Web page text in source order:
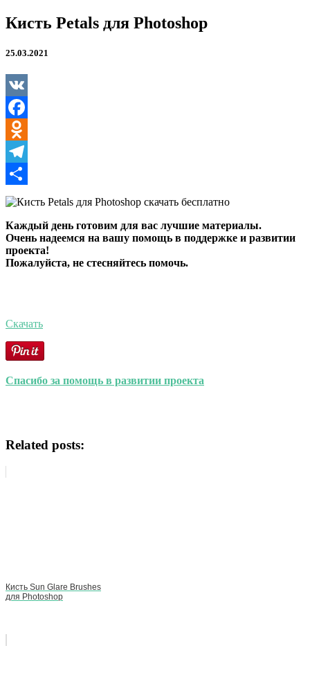
Кисть
Petals
Photoshop
Кисть Petals для Photoshop
25.03.2021
VK
Facebook
Odnoklassniki
Telegram
Отправить
Каждый день готовим для вас лучшие материалы.
Очень надеемся на вашу помощь в поддержке и развитии
проекта!
Пожалуйста, не стесняйтесь помочь.
Скачать
Спасибо за помощь в развитии проекта
Related posts:
Кисть Sun Glare Brushes
для Photoshop